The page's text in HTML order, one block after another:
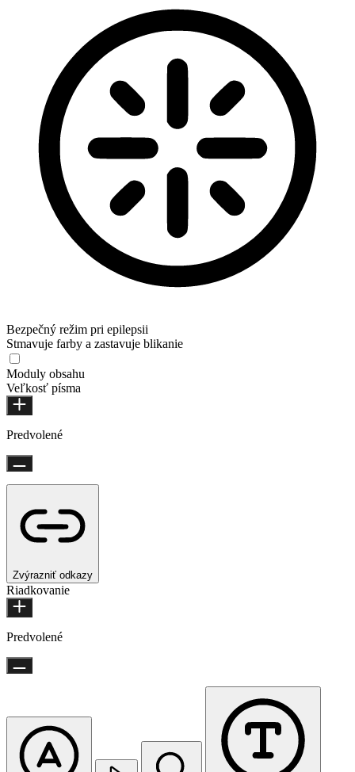
Bezpečný režim pri epilepsii
Stmavuje farby a zastavuje blikanie
Moduly obsahu
Veľkosť písma
Predvolené
Zvýrazniť odkazy
Riadkovanie
Predvolené